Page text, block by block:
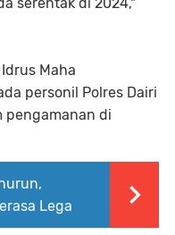
Maha
personil Polres Dairi
pengamanan di
Lega